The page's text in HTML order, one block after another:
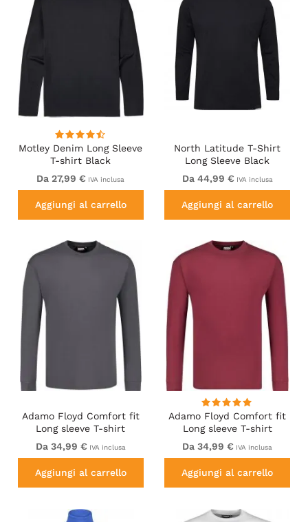
Motley Denim Long Sleeve
T-shirt Black
Da 27,99 € IVA inclusa
Aggiungi al carrello
North Latitude T-Shirt
Long Sleeve Black
Da 44,99 € IVA inclusa
Aggiungi al carrello
Adamo Floyd Comfort fit
Long sleeve T-shirt
Charcoal
Da 34,99 € IVA inclusa
Aggiungi al carrello
Adamo Floyd Comfort fit
Long sleeve T-shirt
Burgundy
Da 34,99 € IVA inclusa
Aggiungi al carrello